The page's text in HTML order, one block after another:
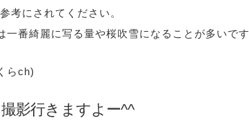
考にされてください。
番綺麗に写る量や桜吹雪になることが多いです
らch)
影行きますよー^^